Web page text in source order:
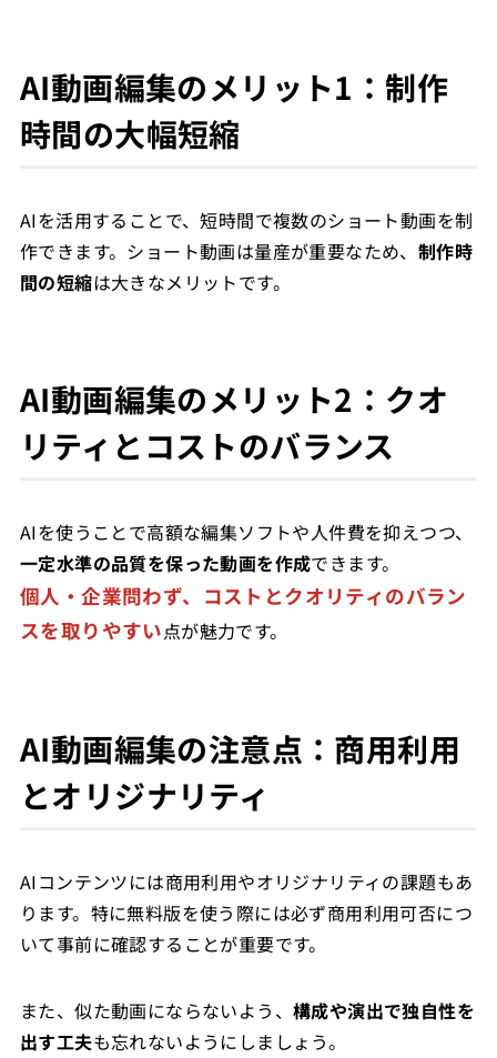
AI動画編集のメリット1：制作
時間の大幅短縮
AIを活用することで、短時間で複数のショート動画を制
作できます。ショート動画は量産が重要なため、 制作時
間の短縮は大きなメリットです。
AI動画編集のメリット2：クオ
リティとコストのバランス
AIを使うことで高額な編集ソフトや人件費を抑えつつ、
一定水準の品質を保った動画を作成できます。
個人・企業問わず、コストとクオリティのバラン
スを取りやすい点が魅力です。
AI動画編集の注意点：商用利用
とオリジナリティ
AIコンテンツには商用利用やオリジナリティの課題もあ
ります。特に無料版を使う際には必ず商用利用可否につ
いて事前に確認することが重要です。
また、似た動画にならないよう、 構成や演出で独自性を
出す工夫も忘れないようにしましょう。